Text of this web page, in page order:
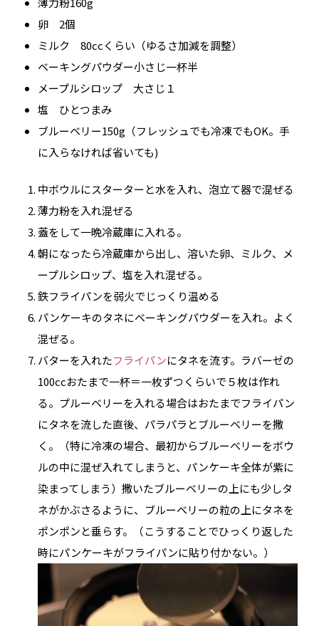
卵 2個
ミルク 80ccくらい（ゆるさ加減を調整）
ベーキングパウダー小さじ一杯半
メープルシロップ 大さじ１
塩 ひとつまみ
ブルーベリー150g（フレッシュでも冷凍でもOK。手
に入らなければ省いても)
中ボウルにスターターと水を入れ、泡立て器で混ぜる
薄力粉を入れ混ぜる
蓋をして一晩冷蔵庫に入れる。
朝になったら冷蔵庫から出し、溶いた卵、ミルク、メ
ープルシロップ、塩を入れ混ぜる。
鉄フライパンを弱火でじっくり温める
パンケーキのタネにベーキングパウダーを入れ。よく
混ぜる。
バターを入れたフライパンにタネを流す。ラバーゼの
100ccおたまで一杯＝一枚ずつくらいで５枚は作れ
る。プルーベリーを入れる場合はおたまでフライパン
にタネを流した直後、パラパラとブルーベリーを撒
く。（特に冷凍の場合、最初からブルーベリーをボウ
ルの中に混ぜ入れてしまうと、パンケーキ全体が紫に
染まってしまう）撒いたブルーベリーの上にも少しタ
ネがかぶさるように、ブルーベリーの粒の上にタネを
ポンポンと垂らす。（こうすることでひっくり返した
時にパンケーキがフライパンに貼り付かない。）